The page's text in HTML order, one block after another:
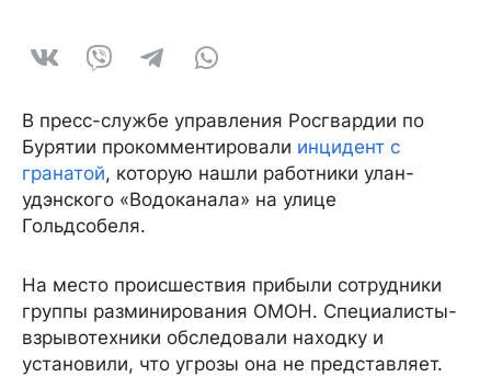
В пресс-службе управления Росгвардии по
Бурятии прокомментировали инцидент с
гранатой, которую нашли работники улан-
удэнского «Водоканала» на улице
Гольдсобеля.
На место происшествия прибыли сотрудники
группы разминирования ОМОН. Специалисты-
взрывотехники обследовали находку и
установили, что угрозы она не представляет.